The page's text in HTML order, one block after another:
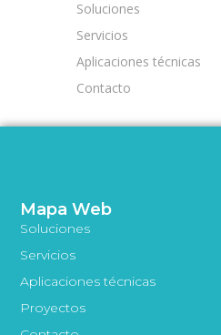
Soluciones
Servicios
Aplicaciones técnicas
Contacto
Mapa Web
Soluciones
Servicios
Aplicaciones técnicas
Proyectos